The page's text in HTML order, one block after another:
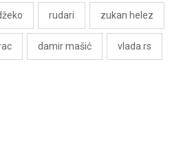
rudari zukan helez
damir mašić vlada rs